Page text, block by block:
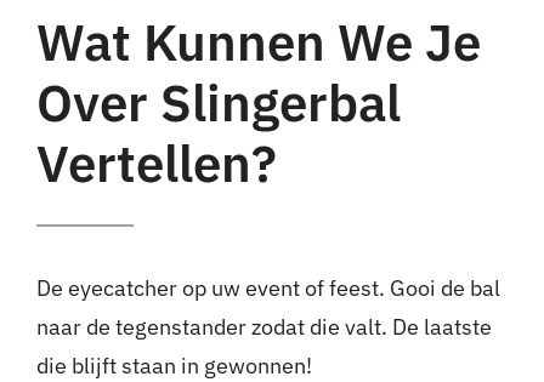
Wat Kunnen We Je
Over Slingerbal
Vertellen?
De eyecatcher op uw event of feest. Gooi de bal
naar de tegenstander zodat die valt. De laatste
die blijft staan in gewonnen!